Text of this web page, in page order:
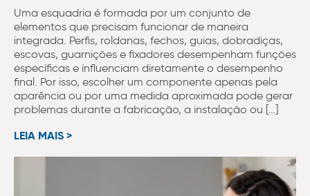
Uma esquadria é formada por um conjunto de
elementos que precisam funcionar de maneira
integrada. Perfis, roldanas, fechos, guias, dobradiças,
escovas, guarnições e fixadores desempenham funções
específicas e influenciam diretamente o desempenho
final. Por isso, escolher um componente apenas pela
aparência ou por uma medida aproximada pode gerar
problemas durante a fabricação, a instalação ou […]
LEIA MAIS >